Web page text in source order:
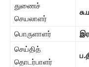
துணைச்
செயலாளர்
பொருளாளர்
செய்தித்
தொடர்பாளர்